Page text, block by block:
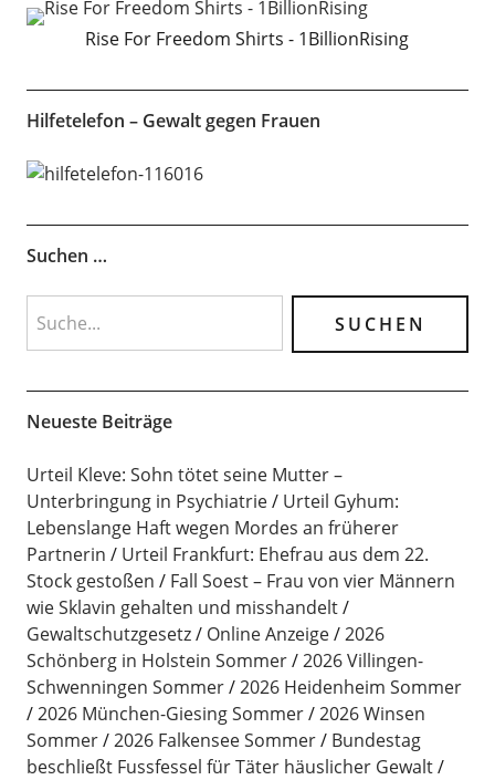
Rise For Freedom Shirts - 1BillionRising
Hilfetelefon – Gewalt gegen Frauen
Suchen …
Neueste Beiträge
Urteil Kleve: Sohn tötet seine Mutter –
Unterbringung in Psychiatrie
Urteil Gyhum:
Lebenslange Haft wegen Mordes an früherer
Partnerin
Urteil Frankfurt: Ehefrau aus dem 22.
Stock gestoßen
Fall Soest – Frau von vier Männern
wie Sklavin gehalten und misshandelt
Gewaltschutzgesetz
Online Anzeige
2026
Schönberg in Holstein Sommer
2026 Villingen-
Schwenningen Sommer
2026 Heidenheim Sommer
2026 München-Giesing Sommer
2026 Winsen
Sommer
2026 Falkensee Sommer
Bundestag
beschließt Fussfessel für Täter häuslicher Gewalt